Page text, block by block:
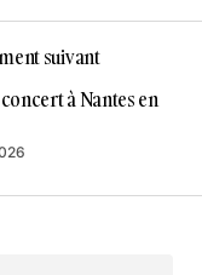
suivant
à Nantes en